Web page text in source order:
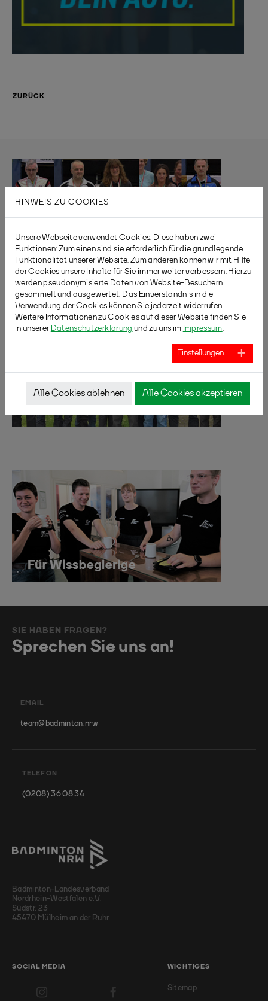
ZURÜCK
SIE HABEN FRAGEN?
Sprechen Sie uns an!
EMAIL
team@badminton.nrw
TELEFON
(0208) 36 08 34
Badminton-Landesverband
Nordrhein-Westfalen e.V.
Südstr. 23
45470 Mülheim an der Ruhr
SOCIAL MEDIA WICHTIGES
Sitemap
HINWEIS ZU COOKIES
Unsere Webseite verwendet Cookies. Diese haben zwei
Funktionen: Zum einen sind sie erforderlich für die grundlegende
Funktionalität unserer Website. Zum anderen können wir mit Hilfe
der Cookies unsere Inhalte für Sie immer weiter verbessern. Hierzu
werden pseudonymisierte Daten von Website-Besuchern
gesammelt und ausgewertet. Das Einverständnis in die
Verwendung der Cookies können Sie jederzeit widerrufen.
Weitere Informationen zu Cookies auf dieser Website finden Sie
in unserer Datenschutzerklärung und zu uns im Impressum
Einstellungen
Alle Cookies ablehnen Alle Cookies akzeptieren